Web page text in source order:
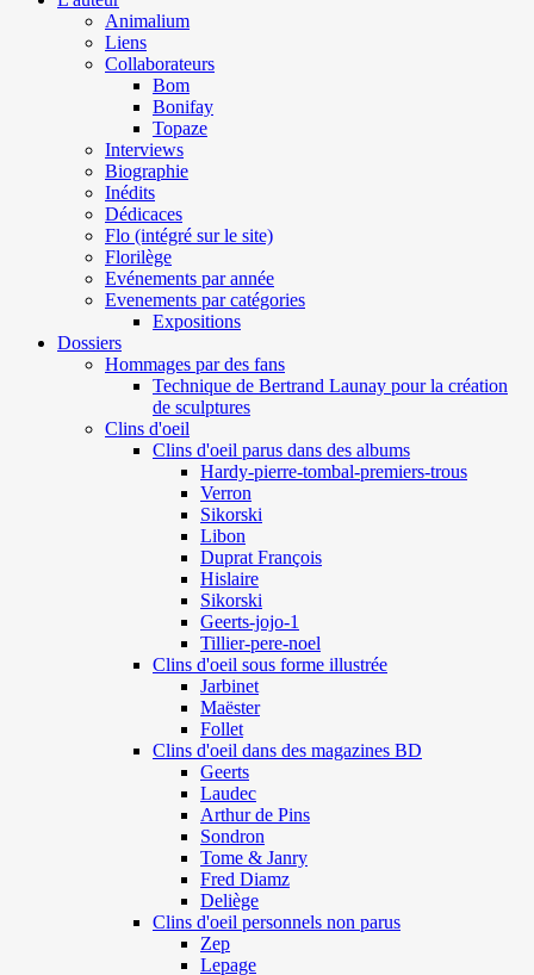
Animalium
Liens
Collaborateurs
Bom
Bonifay
Topaze
Interviews
Biographie
Inédits
Dédicaces
Flo (intégré sur le site)
Florilège
Evénements par année
Evenements par catégories
Expositions
Dossiers
Hommages par des fans
Technique de Bertrand Launay pour la création
de sculptures
Clins d'oeil
Clins d'oeil parus dans des albums
Hardy-pierre-tombal-premiers-trous
Verron
Sikorski
Libon
Duprat François
Hislaire
Sikorski
Geerts-jojo-1
Tillier-pere-noel
Clins d'oeil sous forme illustrée
Jarbinet
Maëster
Follet
Clins d'oeil dans des magazines BD
Geerts
Laudec
Arthur de Pins
Sondron
Tome & Janry
Fred Diamz
Deliège
Clins d'oeil personnels non parus
Zep
Lepage